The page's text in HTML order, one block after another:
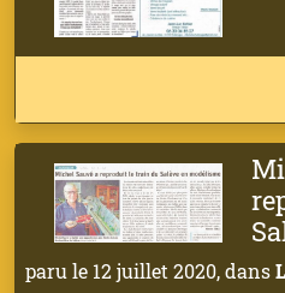
paru le 12 juillet 2020, dans